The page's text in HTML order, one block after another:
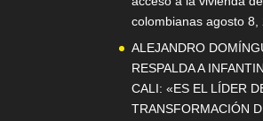
colombianas agosto 8,
ALEJANDRO
RESPALDA A
CALI: «ES EL LÍDER
TRANSFORMACIÓN